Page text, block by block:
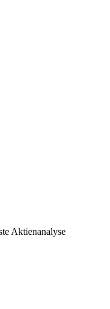
Aktienanalyse